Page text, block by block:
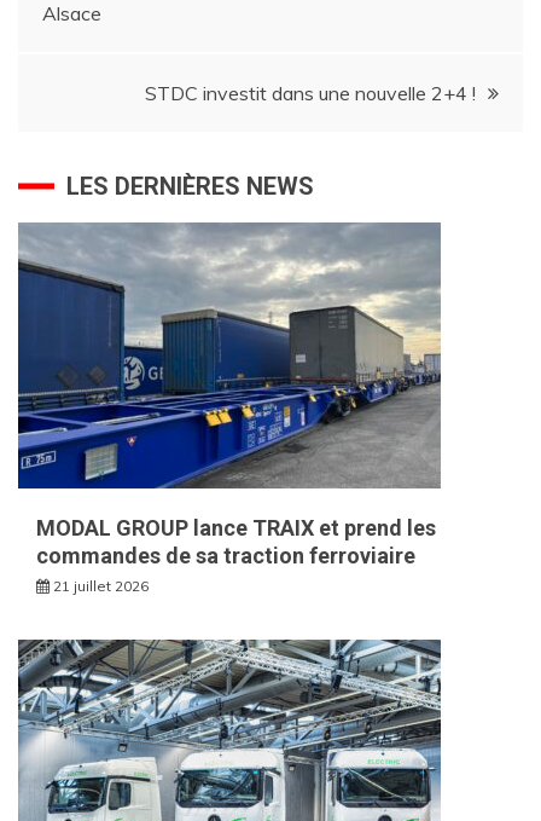
de
Alsace
STDC investit dans une nouvelle 2+4 !
LES DERNIÈRES NEWS
MODAL GROUP lance TRAIX et prend les
commandes de sa traction ferroviaire
21 juillet 2026